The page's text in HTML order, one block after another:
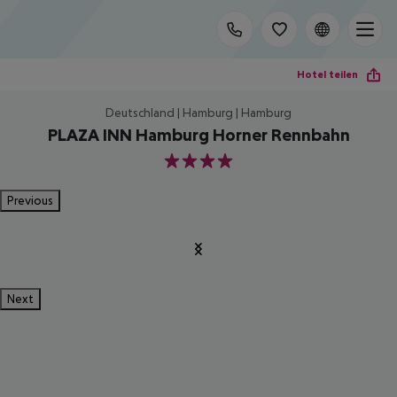
Hotel teilen
Deutschland | Hamburg | Hamburg
PLAZA INN Hamburg Horner Rennbahn
4
Previous
Next